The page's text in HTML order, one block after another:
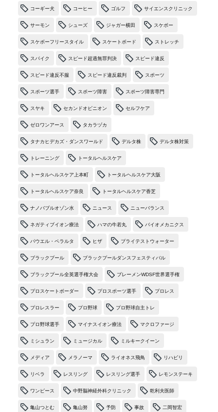
コーギー犬 コーヒー ゴルフ サイエンスクリニック
サーモン シューズ ジャガー横田 スケボー
スケボーフリースタイル スケートボード ストレッチ
スパイク スピード超過無罪判決 スピード違反
スピード違反不服 スピード違反裁判 スポーツ
スポーツ選手 スポーツ障害 スポーツ障害専門
スヤキ セカンドオピニオン セルフケア
ゼロワンアース タカラヅカ
タナカヒデカズ・ダンスワールド デルタ株 デルタ株対策
トレーニング トータルヘルスケア
トータルヘルスケア上本町 トータルヘルスケア大阪
トータルヘルスケア奈良 トータルヘルスケア香芝
ナノバブルオゾン水 ニュース ニューバランス
ネガティブイオン療法 ハマの牛若丸 バイオメカニクス
パウエル・ペラルタ ヒザ ブライテストウォーター
ブラックプール ブラックプールダンスフェスティバル
ブラックプール全英選手権大会 ブレーメンWDSF世界選手権
プロスケートボーダー プロスポーツ選手 プロレス
プロレスラー プロ野球 プロ野球自主トレ
プロ野球選手 マイナスイオン療法 マクロファージ
ミシュラン ミュージカル ミルキークイーン
メディア メラノーマ ライオネス飛鳥 リハビリ
リベラ レスリング レスリング選手 レモンステーキ
ワンピース 中野脳神経外科クリニック 乾利夫医師
亀山つとむ 亀山努 予防 事故 二岡智宏